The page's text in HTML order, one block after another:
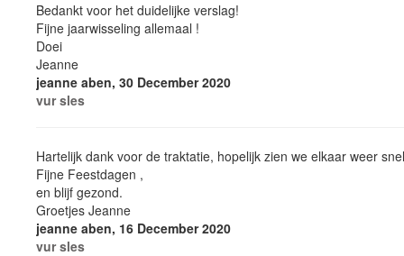
Bedankt voor het duidelijke verslag!
Fijne jaarwisseling allemaal !
Doei
Jeanne
jeanne aben, 30 December 2020
vur sles
Hartelijk dank voor de traktatie, hopelijk zien we elkaar weer
Fijne Feestdagen ,
en blijf gezond.
Groetjes Jeanne
jeanne aben, 16 December 2020
vur sles